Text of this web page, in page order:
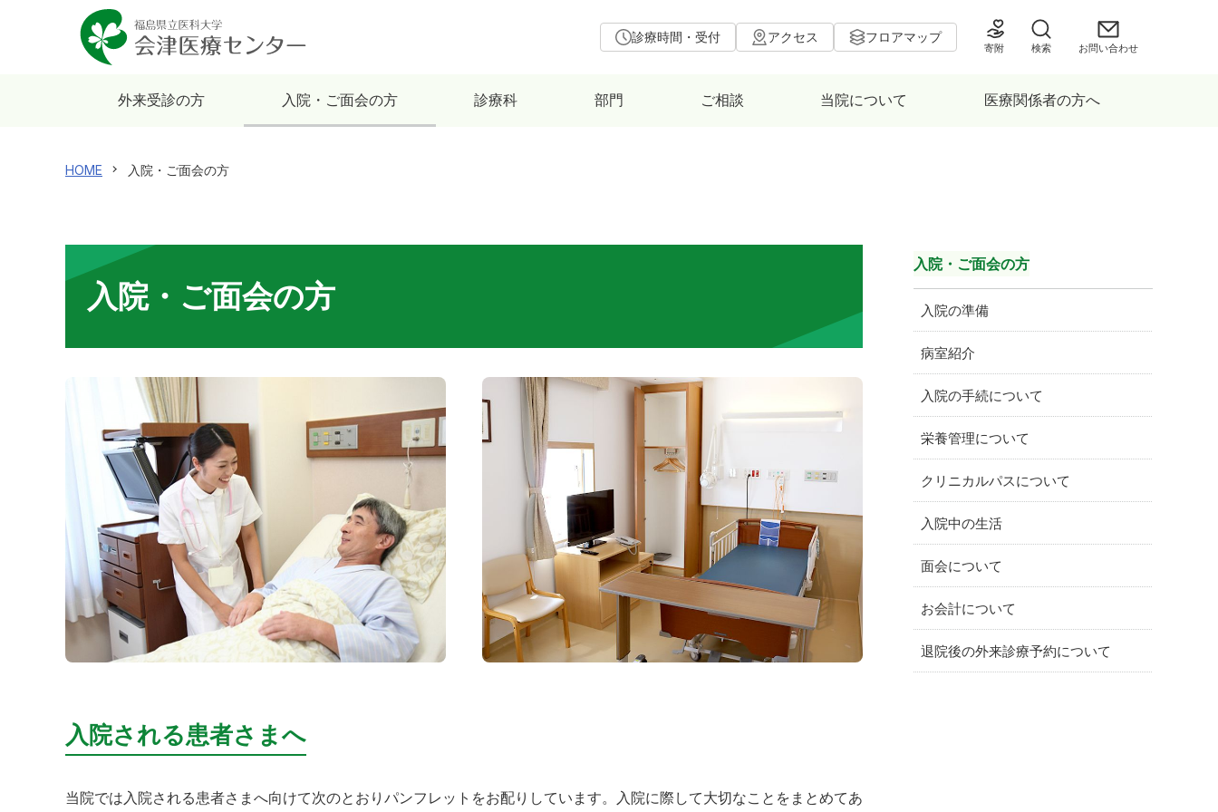
外来受診の方 入院・ご面会の方 診療科 部門 ご相談 当院について 医療関係者の方へ
寄附 お問い合わせ
診療時間・受付 アクセス フロアマップ
検索
HOME 入院・ご面会の方
入院・ご面会の方
入院される患者さまへ
当院では入院される患者さまへ向けて次のとおりパンフレットをお配りしています。入院に際して大切なことをまとめてあ
入院・ご面会の方
入院の準備
病室紹介
入院の手続について
栄養管理について
クリニカルパスについて
入院中の生活
面会について
お会計について
退院後の外来診療予約について